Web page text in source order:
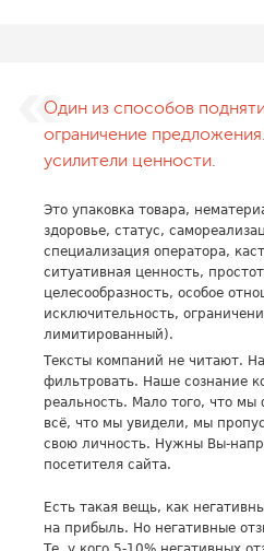
Один из способов
ограничение
усилители ценности.
Это упаковка товара,
здоровье, статус,
специализация оператора,
ситуативная ценность,
целесообразность, особое
исключительность,
лимитированный).
Тексты компаний не читают.
фильтровать. Наше сознание
реальность. Мало того, что мы
всё, что мы увидели, мы
свою личность. Нужны Вы-
посетителя сайта.
Есть такая вещь, как
на прибыль. Но негативные